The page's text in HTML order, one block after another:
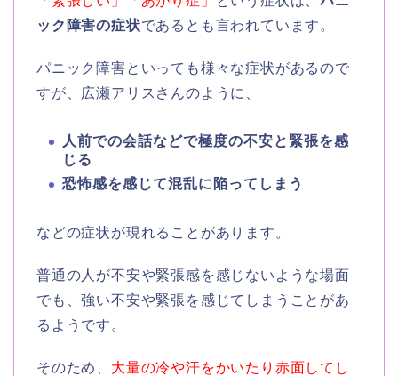
ック障害の症状であるとも言われています。
パニック障害といっても様々な症状があるので
すが、広瀬アリスさんのように、
人前での会話などで極度の不安と緊張を感
じる
恐怖感を感じて混乱に陥ってしまう
などの症状が現れることがあります。
普通の人が不安や緊張感を感じないような場面
でも、強い不安や緊張を感じてしまうことがあ
るようです。
そのため、 大量の冷や汗をかいたり赤面してし